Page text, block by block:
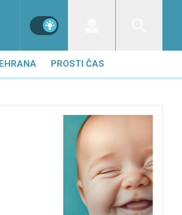
PROSTI ČAS